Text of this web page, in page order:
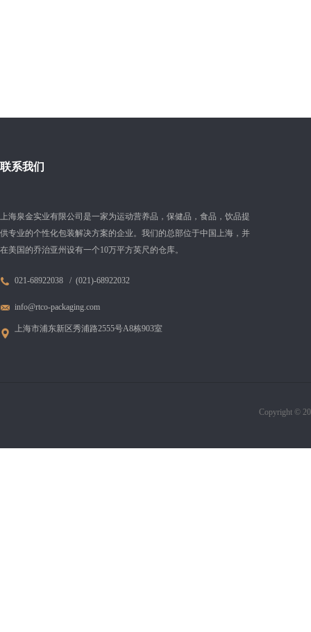
Copyright ©
联系我们
上海泉金实业有限公司是一家为运动营养品，保健品，食品，饮品提
供专业的个性化包装解决方案的企业。我们的总部位于中国上海，并
在美国的乔治亚州设有一个10万平方英尺的仓库。
021-68922038 / (021)-68922032
info@rtco-packaging.com
上海市浦东新区秀浦路2555号A8栋903室